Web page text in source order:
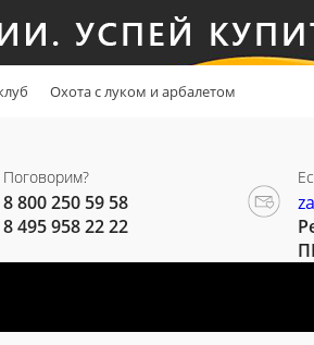
Охота с луком и арбалетом
Поговорим?
8 800 250 59 58
8 495 958 22 22